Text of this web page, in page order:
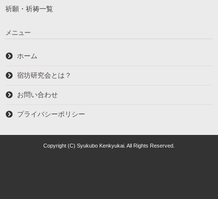
祈願・祈祷一覧
メニュー
ホーム
宿坊研究会とは？
お問い合わせ
プライバシーポリシー
Copyright (C) Syukubo Kenkyukai. All Rights Reserved.